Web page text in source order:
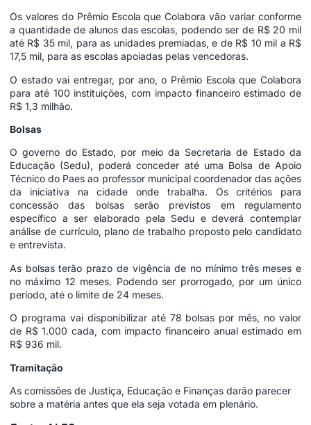
Os valores do Prêmio Escola que Colabora vão variar conforme
a quantidade de alunos das escolas, podendo ser de R$ 20 mil
até R$ 35 mil, para as unidades premiadas, e de R$ 10 mil a R$
17,5 mil, para as escolas apoiadas pelas vencedoras.
O estado vai entregar, por ano, o Prêmio Escola que Colabora
para até 100 instituições, com impacto financeiro estimado de
R$ 1,3 milhão.
Bolsas
O governo do Estado, por meio da Secretaria de Estado da
Educação (Sedu), poderá conceder até uma Bolsa de Apoio
Técnico do Paes ao professor municipal coordenador das ações
da iniciativa na cidade onde trabalha. Os critérios para
concessão das bolsas serão previstos em regulamento
específico a ser elaborado pela Sedu e deverá contemplar
análise de currículo, plano de trabalho proposto pelo candidato
e entrevista.
As bolsas terão prazo de vigência de no mínimo três meses e
no máximo 12 meses. Podendo ser prorrogado, por um único
período, até o limite de 24 meses.
O programa vai disponibilizar até 78 bolsas por mês, no valor
de R$ 1.000 cada, com impacto financeiro anual estimado em
R$ 936 mil.
Tramitação
As comissões de Justiça, Educação e Finanças darão parecer
sobre a matéria antes que ela seja votada em plenário.